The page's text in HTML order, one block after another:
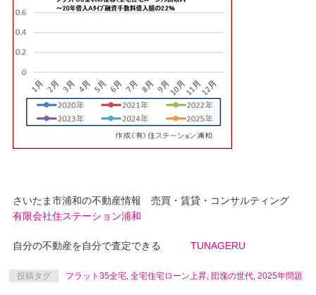
さいたま市浦和の不動産情報 売買・賃貸・コンサルティング
有限会社住ステーション浦和
自分の不動産を自分で査定できるTUNAGERU
投稿タグ フラット35全宅,全宅住宅ローン上昇, 団塊の世代,2025年問題